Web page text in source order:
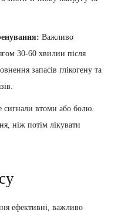
Важливо
30-60 хвилин після
запасів глікогену та
сигнали втоми або болю.
ніж потім лікувати
ефективні, важливо